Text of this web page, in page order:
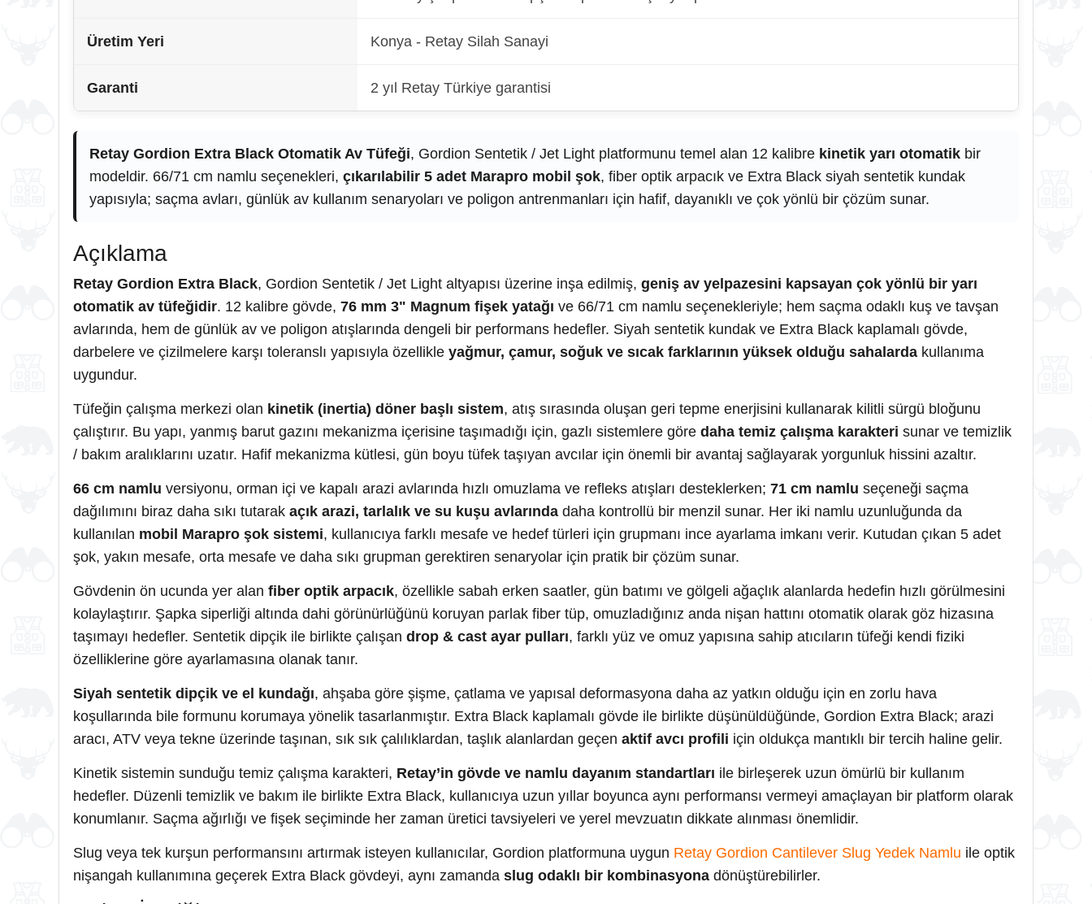
Üretim Yeri Konya - Retay Silah Sanayi
Garanti 2 yıl Retay Türkiye garantisi
Retay Gordion Extra Black Otomatik Av Tüfeği, Gordion Sentetik / Jet Light platformunu temel alan 12 kalibre kinetik yarı otomatikbir
modeldir. 66/71 cm namlu seçenekleri, çıkarılabilir 5 adet Marapro mobil şok, fiber optik arpacık ve Extra Black siyah sentetik kundak
yapısıyla; saçma avları, günlük av kullanım senaryoları ve poligon antrenmanları için hafif, dayanıklı ve çok yönlü bir çözüm sunar.
Açıklama
Retay Gordion Extra Black, Gordion Sentetik / Jet Light altyapısı üzerine inşa edilmiş, geniş av yelpazesini kapsayan çok yönlü bir yarı
otomatik av tüfeğidir. 12 kalibre gövde, 76 mm 3" Magnum fişek yatağı ve 66/71 cm namlu seçenekleriyle; hem saçma odaklı kuş ve tavşan
avlarında, hem de günlük av ve poligon atışlarında dengeli bir performans hedefler. Siyah sentetik kundak ve Extra Black kaplamalı gövde,
darbelere ve çizilmelere karşı toleranslı yapısıyla özellikle yağmur, çamur, soğuk ve sıcak farklarının yüksek olduğu sahalardakullanıma
uygundur.
Tüfeğin çalışma merkezi olan kinetik (inertia) döner başlı sistem, atış sırasında oluşan geri tepme enerjisini kullanarak kilitli sürgü bloğunu
çalıştırır. Bu yapı, yanmış barut gazını mekanizma içerisine taşımadığı için, gazlı sistemlere göre daha temiz çalışma karakteri sunar ve temizlik
/ bakım aralıklarını uzatır. Hafif mekanizma kütlesi, gün boyu tüfek taşıyan avcılar için önemli bir avantaj sağlayarak yorgunluk hissini azaltır.
66 cm namlu versiyonu, orman içi ve kapalı arazi avlarında hızlı omuzlama ve refleks atışları desteklerken; 71 cm namlu seçeneği saçma
dağılımını biraz daha sıkı tutarak açık arazi, tarlalık ve su kuşu avlarındadaha kontrollü bir menzil sunar. Her iki namlu uzunluğunda da
kullanılan mobil Marapro şok sistemi, kullanıcıya farklı mesafe ve hedef türleri için grupmanı ince ayarlama imkanı verir. Kutudan çıkan 5 adet
şok, yakın mesafe, orta mesafe ve daha sıkı grupman gerektiren senaryolar için pratik bir çözüm sunar.
Gövdenin ön ucunda yer alan fiber optik arpacık, özellikle sabah erken saatler, gün batımı ve gölgeli ağaçlık alanlarda hedefin hızlı görülmesini
kolaylaştırır. Şapka siperliği altında dahi görünürlüğünü koruyan parlak fiber tüp, omuzladığınız anda nişan hattını otomatik olarak göz hizasına
taşımayı hedefler. Sentetik dipçik ile birlikte çalışan drop & cast ayar pulları, farklı yüz ve omuz yapısına sahip atıcıların tüfeği kendi fiziki
özelliklerine göre ayarlamasına olanak tanır.
Siyah sentetik dipçik ve el kundağı, ahşaba göre şişme, çatlama ve yapısal deformasyona daha az yatkın olduğu için en zorlu hava
koşullarında bile formunu korumaya yönelik tasarlanmıştır. Extra Black kaplamalı gövde ile birlikte düşünüldüğünde, Gordion Extra Black; arazi
aracı, ATV veya tekne üzerinde taşınan, sık sık çalılıklardan, taşlık alanlardan geçen aktif avcı profili için oldukça mantıklı bir tercih haline gelir.
Kinetik sistemin sunduğu temiz çalışma karakteri, Retay’in gövde ve namlu dayanım standartları ile birleşerek uzun ömürlü bir kullanım
hedefler. Düzenli temizlik ve bakım ile birlikte Extra Black, kullanıcıya uzun yıllar boyunca aynı performansı vermeyi amaçlayan bir platform olarak
konumlanır. Saçma ağırlığı ve fişek seçiminde her zaman üretici tavsiyeleri ve yerel mevzuatın dikkate alınması önemlidir.
Slug veya tek kurşun performansını artırmak isteyen kullanıcılar, Gordion platformuna uygun Retay Gordion Cantilever Slug Yedek Namlu ile optik
nişangah kullanımına geçerek Extra Black gövdeyi, aynı zamanda slug odaklı bir kombinasyonadönüştürebilirler.